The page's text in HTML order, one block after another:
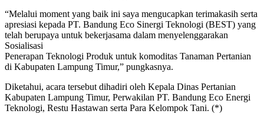
“Melalui moment yang baik ini saya mengucapkan terimakasih serta
apresiasi kepada PT. Bandung Eco Sinergi Teknologi (BEST) yang
telah berupaya untuk bekerjasama dalam menyelenggarakan
Sosialisasi
Penerapan Teknologi Produk untuk komoditas Tanaman Pertanian
di Kabupaten Lampung Timur,” pungkasnya.
Diketahui, acara tersebut dihadiri oleh Kepala Dinas Pertanian
Kabupaten Lampung Timur, Perwakilan PT. Bandung Eco Energi
Teknologi, Restu Hastawan serta Para Kelompok Tani. (*)